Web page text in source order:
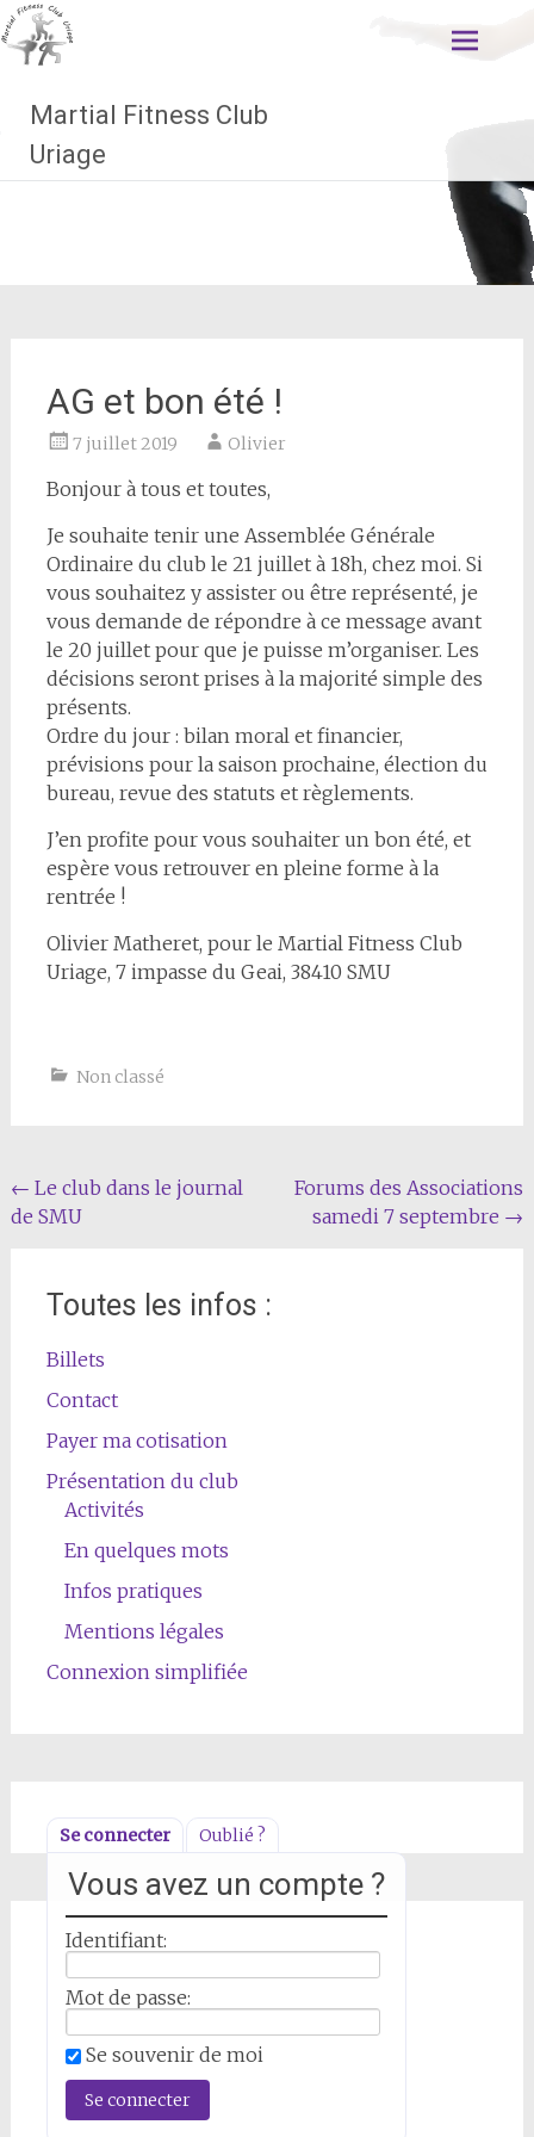
Aller
au
contenu
principal
Martial Fitness Club
Uriage
AG et bon été !
7 juillet 2019 Olivier
Bonjour à tous et toutes,
Je souhaite tenir une Assemblée Générale
Ordinaire du club le 21 juillet à 18h, chez moi. Si
vous souhaitez y assister ou être représenté, je
vous demande de répondre à ce message avant
le 20 juillet pour que je puisse m’organiser. Les
décisions seront prises à la majorité simple des
présents.
Ordre du jour : bilan moral et financier,
prévisions pour la saison prochaine, élection du
bureau, revue des statuts et règlements.
J’en profite pour vous souhaiter un bon été, et
espère vous retrouver en pleine forme à la
rentrée !
Olivier Matheret, pour le Martial Fitness Club
Uriage, 7 impasse du Geai, 38410 SMU
Non classé
Navigation
de
← Le club dans le journal
de SMU
Forums des Associations
samedi 7 septembre →
Toutes les infos :
Billets
Contact
Payer ma cotisation
Présentation du club
Activités
En quelques mots
Infos pratiques
Mentions légales
Connexion simplifiée
Se connecter Oublié ?
Vous avez un compte ?
Identifiant:
Mot de passe:
Se souvenir de moi